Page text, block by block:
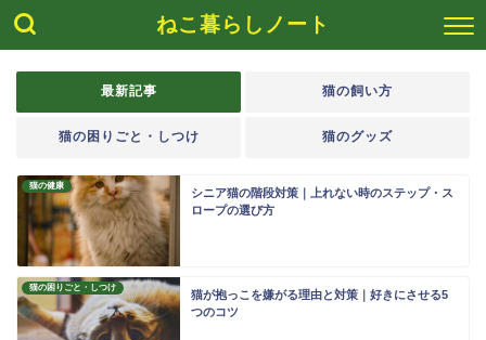
ねこ暮らしノート
最新記事 猫の飼い方
猫の困りごと・しつけ 猫のグッズ
猫の健康
シニア猫の階段対策｜上れない時のステップ・ス
ロープの選び方
猫の困りごと・しつけ
猫が抱っこを嫌がる理由と対策｜好きにさせる5
つのコツ